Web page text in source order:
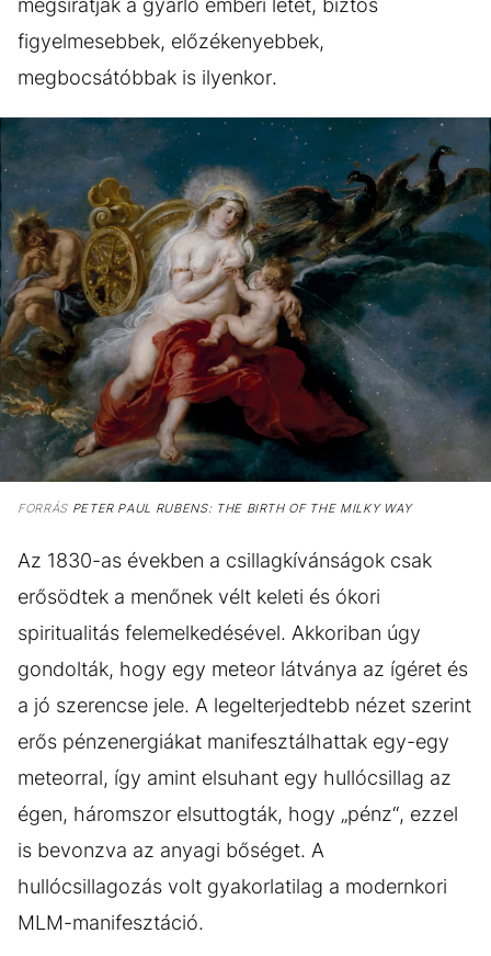
megsiratják a gyarló emberi létet, biztos
figyelmesebbek, előzékenyebbek,
megbocsátóbbak is ilyenkor.
FORRÁSPETER PAUL RUBENS: THE BIRTH OF THE MILKY WAY
Az 1830-as években a csillagkívánságok csak
erősödtek a menőnek vélt keleti és ókori
spiritualitás felemelkedésével. Akkoriban úgy
gondolták, hogy egy meteor látványa az ígéret és
a jó szerencse jele. A legelterjedtebb nézet szerint
erős pénzenergiákat manifesztálhattak egy-egy
meteorral, így amint elsuhant egy hullócsillag az
égen, háromszor elsuttogták, hogy „pénz“, ezzel
is bevonzva az anyagi bőséget. A
hullócsillagozás volt gyakorlatilag a modernkori
MLM-manifesztáció.